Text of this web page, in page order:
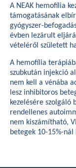
A NEAK hemofília
támogatásának
gyógyszer-
évben lezárult
vételéről született
A hemofília
szubkután injekció
nem kell a vénába
lesz inhibitoros
kezelésére szolgáló
rendellenes
nem kiszámítható,
betegek 10-15%-